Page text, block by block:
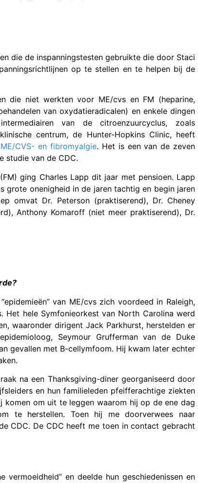
die de inspanningstesten gebruikte die door Staci
op te stellen en te helpen bij de
die niet werkten voor ME/cvs en FM (heparine,
van oxydatieradicalen) en enkele dingen
van de citroenzuurcyclus, zoals
centrum, de Hunter-Hopkins Clinic, heeft
CVS- en fibromyalgie. Het is een van de zeven
studie van de CDC.
ging Charles Lapp dit jaar met pensioen. Lapp
grote onenigheid in de jaren tachtig en begin jaren
omvat Dr. Peterson (praktiserend), Dr. Cheney
Anthony Komaroff (niet meer praktiserend), Dr.
van ME/cvs zich voordeed in Raleigh,
hele Symfonieorkest van North Carolina werd
waaronder dirigent Jack Parkhurst, herstelden er
Seymour Grufferman van de Duke
gevallen met B-cellymfoom. Hij kwam later echter
na een Thanksgiving-diner georganiseerd door
en hun familieleden pfeifferachtige ziekten
om uit te leggen waarom hij op de ene dag
te herstellen. Toen hij me doorverwees naar
CDC. De CDC heeft me toen in contact gebracht
en deelde hun geschiedenissen en